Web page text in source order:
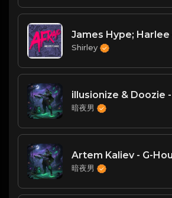
James Hype; Harlee
Shirley
暗夜男
暗夜男